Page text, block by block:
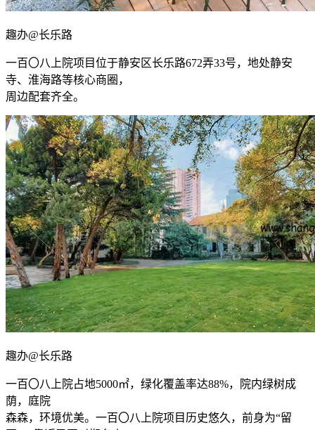
趣办@长乐路
一百〇八上院项目位于静安区长乐路672弄33号，地处静安
寺、淮海路等核心商圈，
周边配套齐全。
趣办@长乐路
一百〇八上院占地5000㎡，绿化覆盖率达88%，院内绿树成
荫，庭院
森森，环境优美。一百〇八上院项目历史悠久，前身为“留